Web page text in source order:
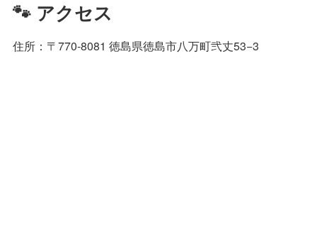
🐾 アクセス
住所：〒770-8081 徳島県徳島市八万町弐丈53−3